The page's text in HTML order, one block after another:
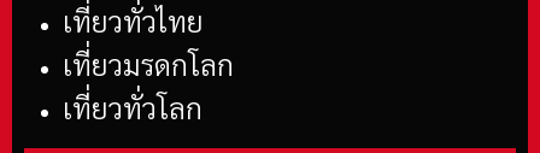
เที่ยวทั่วไทย
เที่ยวมรดกโลก
เที่ยวทั่วโลก